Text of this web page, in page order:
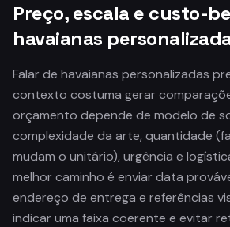
Preço, escala e custo-
havaianas
Falar de havaianas personalizadas
contexto costuma gerar
orçamento depende de modelo de
complexidade da arte, quantidade
mudam o unitário), urgência e
melhor caminho é enviar data
endereço de entrega e referências
indicar uma faixa coerente e evitar